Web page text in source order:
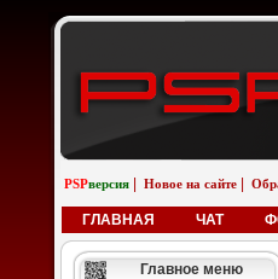
PSPверсия Новое на сайте
ГЛАВНАЯ ЧАТ
Главное меню